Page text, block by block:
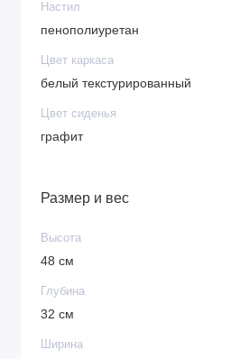
Настил
пенополиуретан
Цвет каркаса
белый текстурированный
Цвет сиденья
графит
Размер и вес
Высота
48 см
Глубина
32 см
Ширина